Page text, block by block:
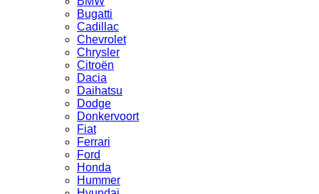
Bugatti
Cadillac
Chevrolet
Chrysler
Citroën
Dacia
Daihatsu
Dodge
Donkervoort
Fiat
Ferrari
Ford
Honda
Hummer